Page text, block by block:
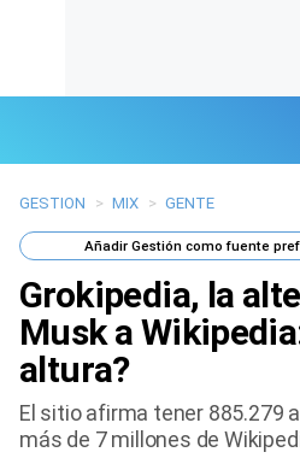
Últimas Noticias
Mi Bolsillo
Respuestas
Gente
Vida Laboral
GESTION > MIX > GENTE
AñadirGestión como fuente
Grokipedia, la
Musk a
altura?
El sitio afirma tener 885.279
más de 7 millones de